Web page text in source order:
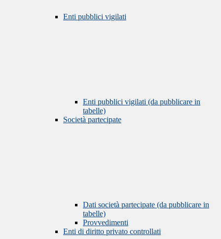
Enti pubblici vigilati
Enti pubblici vigilati (da pubblicare in
tabelle)
Società partecipate
Dati società partecipate (da pubblicare in
tabelle)
Provvedimenti
Enti di diritto privato controllati